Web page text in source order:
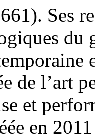
Ses
du
de l’art
et
en